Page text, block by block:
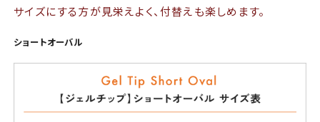
サイズにする方が見栄えよく、付替えも楽しめます。
ショートオーバル